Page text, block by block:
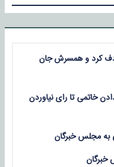
کرد و همسرش جان
۱۴۲۰/ از رای ندادن خاتمی تا رای نیاوردن
به مجلس خبرگان
خبرگان